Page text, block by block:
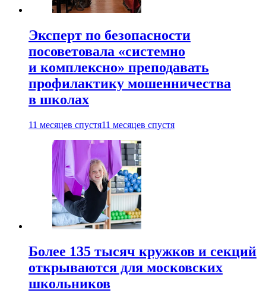
Эксперт по безопасности
посоветовала «системно
и комплексно» преподавать
профилактику мошенничества
в школах
11 месяцев спустя11 месяцев спустя
Более 135 тысяч кружков и секций
открываются для московских
школьников